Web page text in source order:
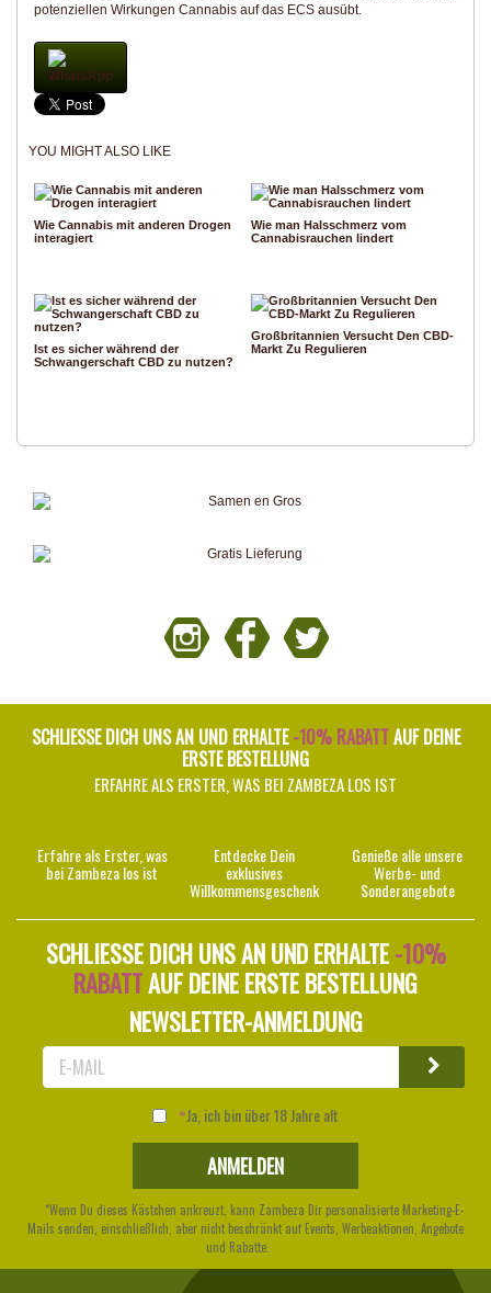
potenziellen Wirkungen Cannabis auf das ECS ausübt.
WhatsApp
YOU MIGHT ALSO LIKE
Wie Cannabis mit anderen Drogen
interagiert
Wie man Halsschmerz vom
Cannabisrauchen lindert
Ist es sicher während der
Schwangerschaft CBD zu nutzen?
Großbritannien Versucht Den CBD-
Markt Zu Regulieren
SCHLIESSE DICH UNS AN UND ERHALTE -10% RABATTAUF DEINE
ERSTE BESTELLUNG
ERFAHRE ALS ERSTER, WAS BEI ZAMBEZA LOS IST
Erfahre als Erster, was
bei Zambeza los ist
Entdecke Dein
exklusives
Willkommensgeschenk
Genieße alle unsere
Werbe- und
Sonderangebote
SCHLIESSE DICH UNS AN UND ERHALTE -10%
RABATTAUF DEINE ERSTE BESTELLUNG
NEWSLETTER-ANMELDUNG
Ja, ich bin über 18 Jahre alt
*Wenn Du dieses Kästchen ankreuzt, kann Zambeza Dir personalisierte Marketing-E-
Mails senden, einschließlich, aber nicht beschränkt auf Events, Werbeaktionen, Angebote
und Rabatte.